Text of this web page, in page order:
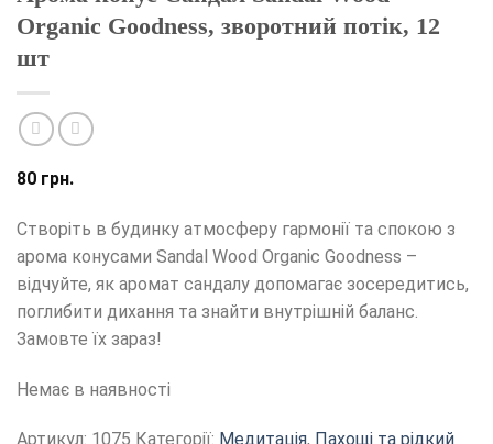
Organic Goodness, зворотний потік, 12
шт
80 грн.
Створіть в будинку атмосферу гармонії та спокою з
арома конусами Sandal Wood Organic Goodness –
відчуйте, як аромат сандалу допомагає зосередитись,
поглибити дихання та знайти внутрішній баланс.
Замовте їх зараз!
Немає в наявності
Артикул: 1075 Категорії: Медитація, Пахощі та рідкий